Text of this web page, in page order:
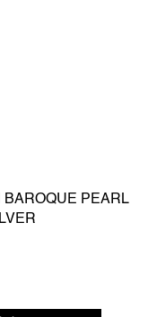
BAROQUE PEARL